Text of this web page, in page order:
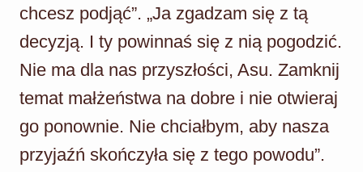
chcesz podjąć”. „Ja zgadzam się z tą
decyzją. I ty powinnaś się z nią pogodzić.
Nie ma dla nas przyszłości, Asu. Zamknij
temat małżeństwa na dobre i nie otwieraj
go ponownie. Nie chciałbym, aby nasza
przyjaźń skończyła się z tego powodu”.